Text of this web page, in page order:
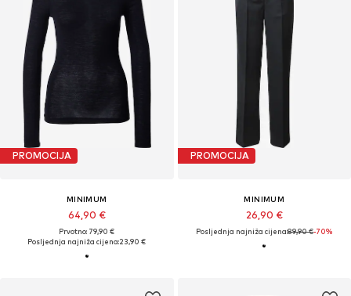
PROMOCIJA
MINIMUM
64,90 €
Prvotno: 79,90 €
Posljednja najniža cijena:23,90 €
PROMOCIJA
MINIMUM
26,90 €
Posljednja najniža cijena:89,90 €-70%